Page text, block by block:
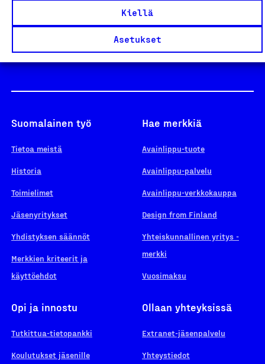
Kiellä
Asetukset
Yhteiskunnallinen Yritys -merkki
Suomalainen työ
Tietoa meistä
Historia
Toimielimet
Jäsenyritykset
Yhdistyksen säännöt
Merkkien kriteerit ja
käyttöehdot
Hae merkkiä
Avainlippu-tuote
Avainlippu-palvelu
Avainlippu-verkkokauppa
Design from Finland
Yhteiskunnallinen yritys -
merkki
Vuosimaksu
Opi ja innostu
Tutkittua-tietopankki
Koulutukset jäsenille
Ollaan yhteyksissä
Extranet-jäsenpalvelu
Yhteystiedot